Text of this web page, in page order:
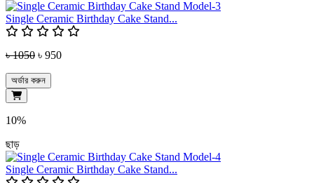
Single Ceramic Birthday Cake Stand...
৳ 1050 ৳ 950
অর্ডার করুন
10%
ছাড়
Single Ceramic Birthday Cake Stand...